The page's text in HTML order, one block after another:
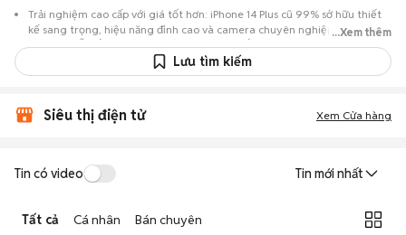
Trải nghiệm cao cấp với giá tốt hơn: iPhone 14 Plus cũ 99% sở hữu thiết
kế sang trọng, hiệu năng đỉnh cao và camera chuyên nghiệp, nhưng có
mức giá dễ tiếp cận hơn so với khi mới ra mắt.
Nguồn lựa chọn phong phú: Hơn 401 tin đăng tại TPHCM, với đa dạng
Chủ động kiểm tra máy: Dễ dàng hẹn gặp người bán để kiểm tra ngoại
hình, màn hình và các chức năng của máy trước khi mua.
chốt nhanh khi cả hai bên đồng ý về mức giá.
...Xem thêm
Lưu tìm kiếm
Siêu thị điện tử Xem Cửa hàng
Tin có video Tin mới nhất
Tất cả Cá nhân Bán chuyên